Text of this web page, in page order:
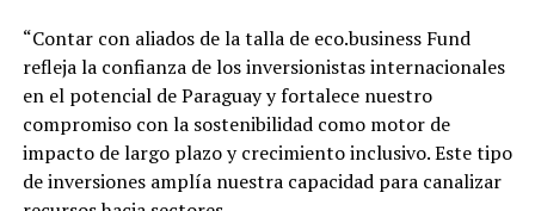
“Contar con aliados de la talla de eco.business Fund
refleja la confianza de los inversionistas internacionales
en el potencial de Paraguay y fortalece nuestro
compromiso con la sostenibilidad como motor de
impacto de largo plazo y crecimiento inclusivo. Este tipo
de inversiones amplía nuestra capacidad para canalizar